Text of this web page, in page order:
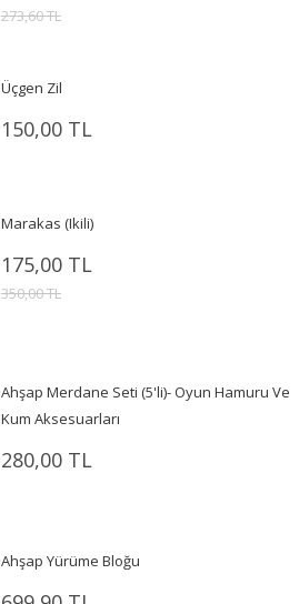
273,60 TL
Üçgen Zil
150,00 TL
Marakas (Ikili)
175,00 TL
350,00 TL
Ahşap Merdane Seti (5'li)- Oyun Hamuru Ve
Kum Aksesuarları
280,00 TL
Ahşap Yürüme Bloğu